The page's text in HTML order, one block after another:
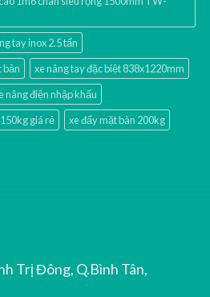
tay inox 2.5 tấn
bản
xe nâng tay đặc biệt 838x1220mm
nâng điện nhập khấu
giá rẻ
xe đẩy mặt bàn 200kg
Trị Đông, Q.Bình Tân,